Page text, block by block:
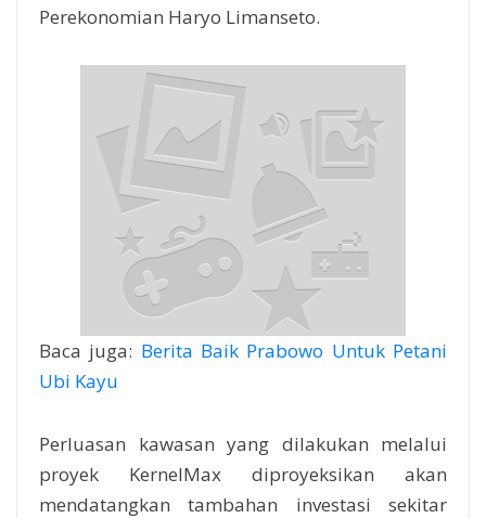
Perekonomian Haryo Limanseto.
Baca juga: Berita Baik Prabowo Untuk Petani
Ubi Kayu
Perluasan kawasan yang dilakukan melalui
proyek KernelMax diproyeksikan akan
mendatangkan tambahan investasi sekitar